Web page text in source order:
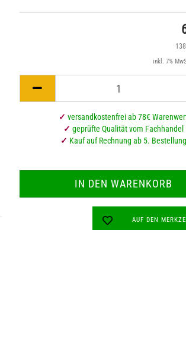
inkl. 7%
✓ versandkostenfrei ab 78€
✓ geprüfte Qualität vom Fachhandel
✓ Kauf auf Rechnung ab 5. Bestellung
AUF DEN